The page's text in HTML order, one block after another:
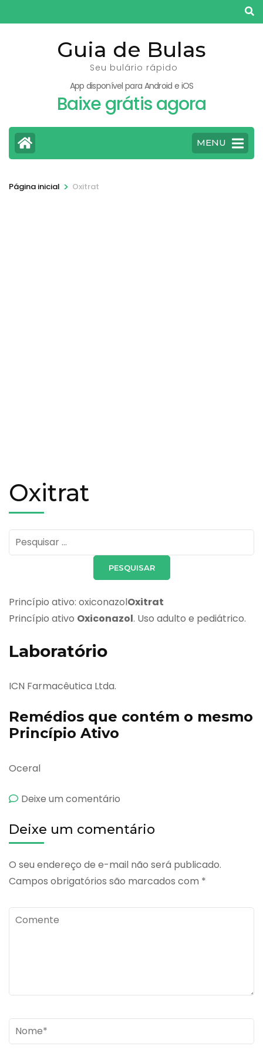
para
Guia de Bulas
Seu bulário rápido
App disponível para Android e iOS
Baixe grátis agora
MENU
Página inicial > Oxitrat
Oxitrat
Pesquisar
por:
Princípio ativo: oxiconazolOxitrat
Princípio ativo Oxiconazol. Uso adulto e pediátrico.
Laboratório
ICN Farmacêutica Ltda.
Remédios que contém o mesmo
Princípio Ativo
Oceral
Deixe um comentário
Deixe um comentário
O seu endereço de e-mail não será publicado.
Campos obrigatórios são marcados com *
Comente
Name*